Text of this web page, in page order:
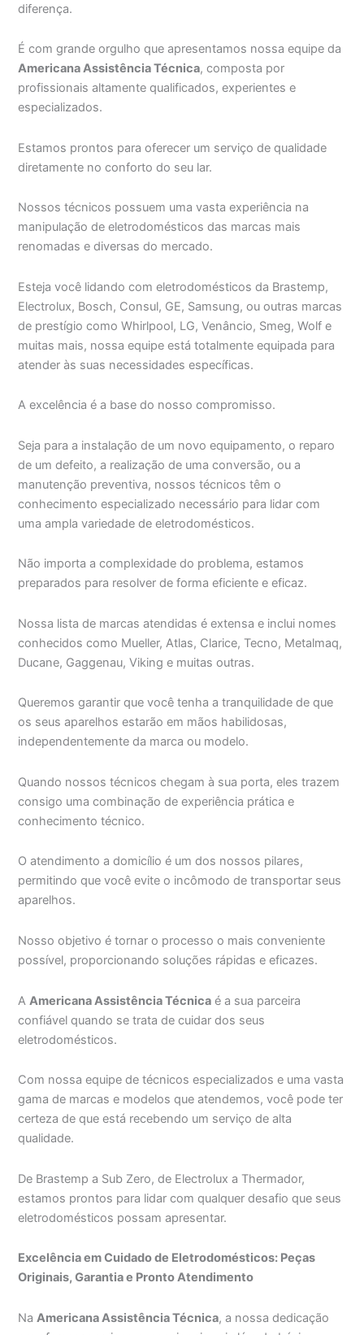
diferença.
É com grande orgulho que apresentamos nossa equipe da
Americana Assistência Técnica, composta por
profissionais altamente qualificados, experientes e
especializados.
Estamos prontos para oferecer um serviço de qualidade
diretamente no conforto do seu lar.
Nossos técnicos possuem uma vasta experiência na
manipulação de eletrodomésticos das marcas mais
renomadas e diversas do mercado.
Esteja você lidando com eletrodomésticos da Brastemp,
Electrolux, Bosch, Consul, GE, Samsung, ou outras marcas
de prestígio como Whirlpool, LG, Venâncio, Smeg, Wolf e
muitas mais, nossa equipe está totalmente equipada para
atender às suas necessidades específicas.
A excelência é a base do nosso compromisso.
Seja para a instalação de um novo equipamento, o reparo
de um defeito, a realização de uma conversão, ou a
manutenção preventiva, nossos técnicos têm o
conhecimento especializado necessário para lidar com
uma ampla variedade de eletrodomésticos.
Não importa a complexidade do problema, estamos
preparados para resolver de forma eficiente e eficaz.
Nossa lista de marcas atendidas é extensa e inclui nomes
conhecidos como Mueller, Atlas, Clarice, Tecno, Metalmaq,
Ducane, Gaggenau, Viking e muitas outras.
Queremos garantir que você tenha a tranquilidade de que
os seus aparelhos estarão em mãos habilidosas,
independentemente da marca ou modelo.
Quando nossos técnicos chegam à sua porta, eles trazem
consigo uma combinação de experiência prática e
conhecimento técnico.
O atendimento a domicílio é um dos nossos pilares,
permitindo que você evite o incômodo de transportar seus
aparelhos.
Nosso objetivo é tornar o processo o mais conveniente
possível, proporcionando soluções rápidas e eficazes.
A Americana Assistência Técnica é a sua parceira
confiável quando se trata de cuidar dos seus
eletrodomésticos.
Com nossa equipe de técnicos especializados e uma vasta
gama de marcas e modelos que atendemos, você pode ter
certeza de que está recebendo um serviço de alta
qualidade.
De Brastemp a Sub Zero, de Electrolux a Thermador,
estamos prontos para lidar com qualquer desafio que seus
eletrodomésticos possam apresentar.
Excelência em Cuidado de Eletrodomésticos: Peças
Originais, Garantia e Pronto Atendimento
NaAmericana Assistência Técnica, a nossa dedicação